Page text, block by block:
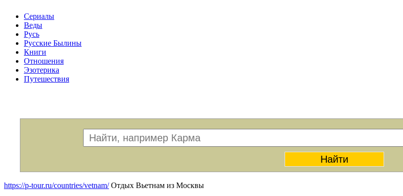
Сериалы
Веды
Русь
Русские Былины
Книги
Отношения
Эзотерика
Путешествия
https://p-tour.ru/countries/vetnam/Отдых Вьетнам из Москвы